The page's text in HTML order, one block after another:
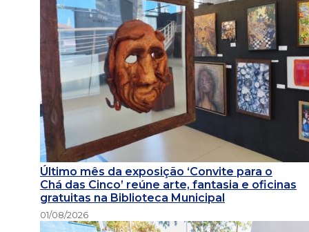
Último mês da exposição ‘Convite para o
Chá das Cinco’ reúne arte, fantasia e oficinas
gratuitas na Biblioteca Municipal
01/08/2026